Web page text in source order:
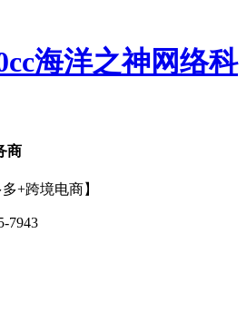
商
+跨境电商】
7943